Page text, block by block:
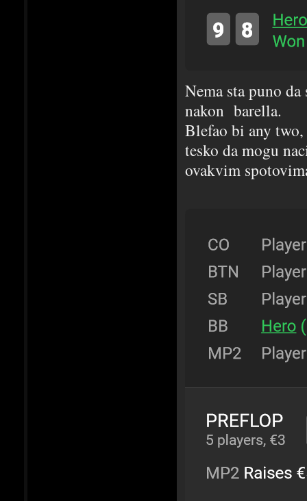
Nema sta puno
nakon barella.
Blefao bi any
tesko da mogu
ovakvim